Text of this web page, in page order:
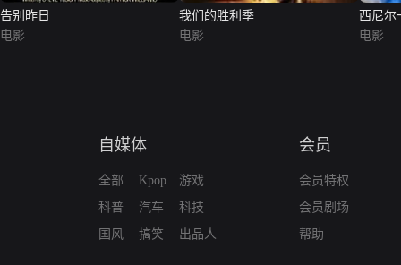
告别昨日
电影
我们的胜利季
电影
西尼尔
电影
自媒体
全部
科普
国风
Kpop
汽车
搞笑
游戏
科技
出品人
会员
会员特权
会员剧场
帮助